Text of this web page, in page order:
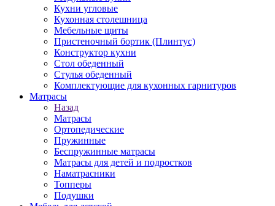
Кухни угловые
Кухонная столешница
Мебельные щиты
Пристеночный бортик (Плинтус)
Конструктор кухни
Стол обеденный
Стулья обеденный
Комплектующие для кухонных гарнитуров
Матраcы
Назад
Матраcы
Ортопедические
Пружинные
Беспружинные матрасы
Матрасы для детей и подростков
Наматрасники
Топперы
Подушки